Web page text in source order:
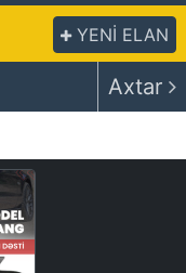
YENİ ELAN
Axtar